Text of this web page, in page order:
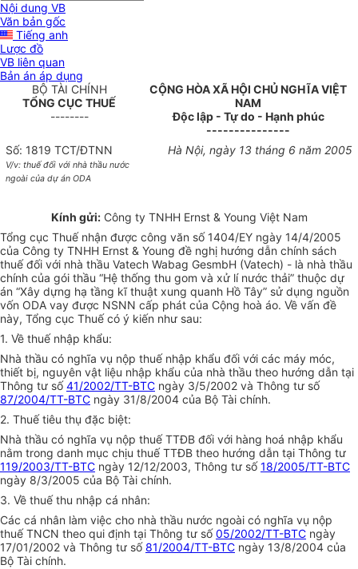
Nội dung VB
Văn bản gốc
Tiếng anh
Lược đồ
VB liên quan
Bản án áp dụng
BỘ TÀI CHÍNH
TỔNG CỤC THUẾ
--------
CỘNG HÒA XÃ HỘI CHỦ NGHĨA VIỆT
NAM
Độc lập - Tự do - Hạnh phúc
---------------
Số: 1819 TCT/ĐTNN
V/v: thuế đối với nhà thầu nước
ngoài của dự án ODA
Hà Nội, ngày 13 tháng 6 năm 2005
Kính gửi:Công ty TNHH Ernst & Young Việt Nam
Tổng cục Thuế nhận được công văn số 1404/EY ngày 14/4/2005
của Công ty TNHH Ernst & Young đề nghị hướng dẫn chính sách
thuế đối với nhà thầu Vatech Wabag GesmbH (Vatech) - là nhà thầu
chính của gói thầu “Hệ thống thu gom và xử lí nước thải” thuộc dự
án “Xây dựng hạ tầng kĩ thuật xung quanh Hồ Tây” sử dụng nguồn
vốn ODA vay được NSNN cấp phát của Cộng hoà áo. Về vấn đề
này, Tổng cục Thuế có ý kiến như sau:
1. Về thuế nhập khẩu:
Nhà thầu có nghĩa vụ nộp thuế nhập khẩu đối với các máy móc,
thiết bị, nguyên vật liệu nhập khẩu của nhà thầu theo hướng dẫn tại
Thông tư số41/2002/TT-BTC ngày 3/5/2002 và Thông tư số
87/2004/TT-BTC ngày 31/8/2004 của Bộ Tài chính.
2. Thuế tiêu thụ đặc biệt:
Nhà thầu có nghĩa vụ nộp thuế TTĐB đối với hàng hoá nhập khẩu
nằm trong danh mục chịu thuế TTĐB theo hướng dẫn tại Thông tư
119/2003/TT-BTC ngày 12/12/2003, Thông tư số18/2005/TT-BTC
ngày 8/3/2005 của Bộ Tài chính.
3. Về thuế thu nhập cá nhân:
Các cá nhân làm việc cho nhà thầu nước ngoài có nghĩa vụ nộp
thuế TNCN theo qui định tại Thông tư số05/2002/TT-BTC ngày
17/01/2002 và Thông tư số81/2004/TT-BTC ngày 13/8/2004 của
Bộ Tài chính.